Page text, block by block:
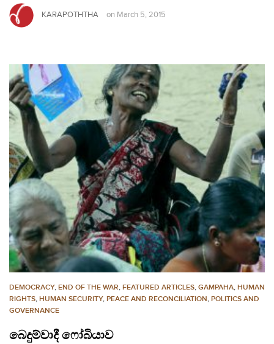
KARAPOTHTHA on March 5, 2015
DEMOCRACY, END OF THE WAR, FEATURED ARTICLES, GAMPAHA, HUMAN
RIGHTS, HUMAN SECURITY, PEACE AND RECONCILIATION, POLITICS AND
GOVERNANCE
බෙදුම්වාදී ෆෝබියාව